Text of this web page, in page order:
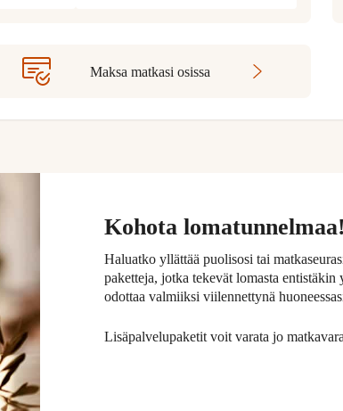
Maksa matkasi osissa
Kohota lomatunnelmaa!
Haluatko yllättää puolisosi tai
paketteja, jotka tekevät lomasta
odottaa valmiiksi viilennettynä
Lisäpalvelupaketit voit varata jo